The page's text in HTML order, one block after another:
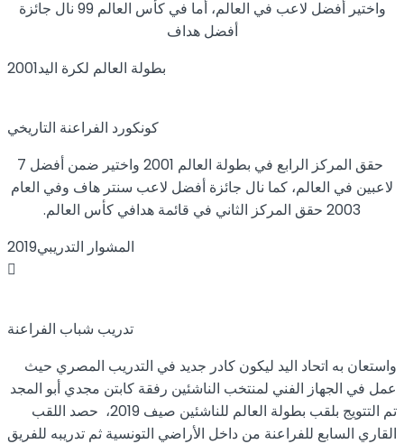
واختير أفضل لاعب في العالم، أما في كأس العالم 99 نال جائزة
أفضل هداف
2001بطولة العالم لكرة اليد
كونكورد الفراعنة التاريخي
حقق المركز الرابع في بطولة العالم 2001 واختير ضمن أفضل 7
لاعبين في العالم، كما نال جائزة أفضل لاعب سنتر هاف وفي العام
2003 حقق المركز الثاني في قائمة هدافي كأس العالم.
2019المشوار التدريبي
تدريب شباب الفراعنة
واستعان به اتحاد اليد ليكون كادر جديد في التدريب المصري حيث
عمل في الجهاز الفني لمنتخب الناشئين رفقة كابتن مجدي أبو المجد
تم التتويج بلقب بطولة العالم للناشئين صيف 2019، حصد اللقب
القاري السابع للفراعنة من داخل الأراضي التونسية ثم تدريبه للفريق